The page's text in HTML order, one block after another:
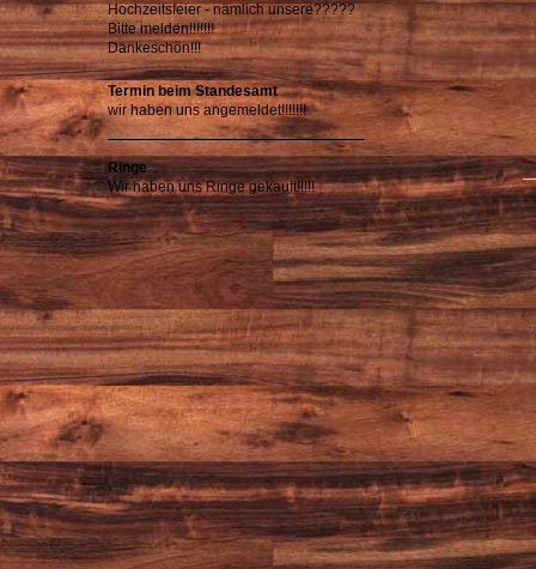
Hochzeitsfeier - nämlich unsere?????
Bitte melden!!!!!!!
Dankeschön!!!
Termin beim Standesamt
wir haben uns angemeldet!!!!!!!
Ringe
Wir haben uns Ringe gekauft!!!!!